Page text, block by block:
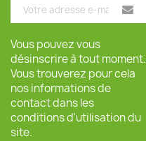
Vous pouvez vous
désinscrire à tout moment.
Vous trouverez pour cela
nos informations de
contact dans les
conditions d'utilisation du
site.